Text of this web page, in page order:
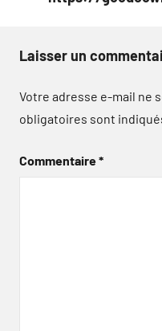
Laisser un
Votre adresse e-mail ne
obligatoires sont
Commentaire*